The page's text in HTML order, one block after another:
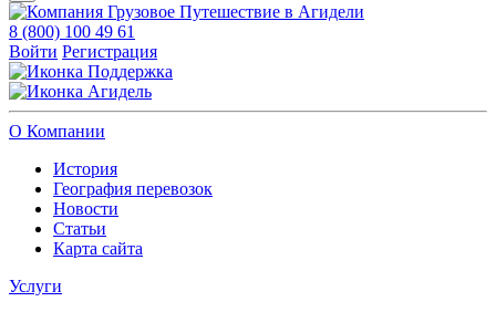
8 (800) 100 49 61
Войти Регистрация
Поддержка
Агидель
О Компании
История
География перевозок
Новости
Статьи
Карта сайта
Услуги